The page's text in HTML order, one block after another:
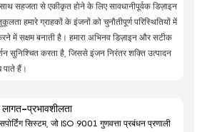
साथ सहजता से एकीकृत होने के लिए सावधानीपूर्वक डिज़ाइन
हमारे ग्राहकों के इंजनों को चुनौतीपूर्ण परिस्थितियों में
में सक्षम बनाती है। हमारा अभिनव डिज़ाइन और सटीक
सुनिश्चित करता है, जिससे इंजन निरंतर शक्ति उत्पादन
पाते हैं।
प्रभावशीलता
सपोर्टिंग सिस्टम, जो ISO 9001 गुणवत्ता प्रबंधन प्रणाली